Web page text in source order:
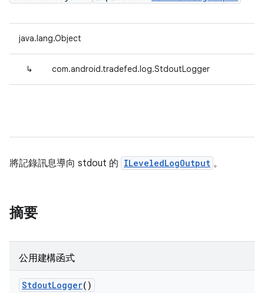
java.lang.Object
↳ com.android.tradefed.log.StdoutLogger
將記錄訊息導向 stdout 的 ILeveledLogOutput 。
摘要
公用建構函式
StdoutLogger()